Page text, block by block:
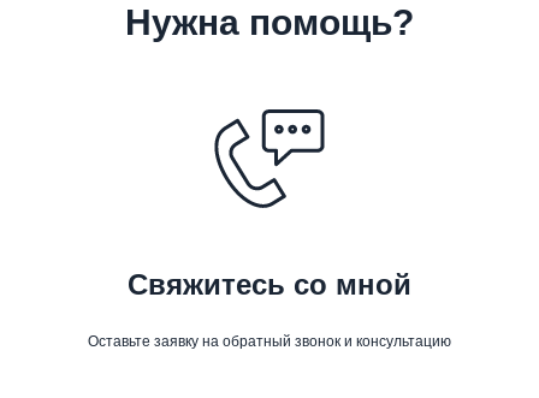
Нужна помощь?
Свяжитесь со мной
Оставьте заявку на обратный звонок и консультацию